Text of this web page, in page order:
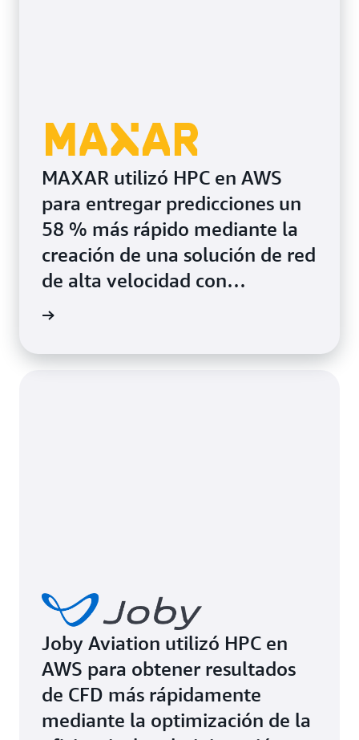
MAXAR utilizó HPC en AWS
para entregar predicciones un
58 % más rápido mediante la
creación de una solución de red
de alta velocidad con
tecnología de Amazon EC2,
AWS ParallelCluster.
Joby Aviation utilizó HPC en
AWS para obtener resultados
de CFD más rápidamente
mediante la optimización de la